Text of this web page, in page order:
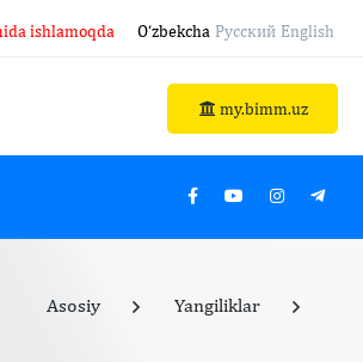
ishlamoqda O‘zbekcha Русский English
my.bimm.uz
Asosiy Yangiliklar